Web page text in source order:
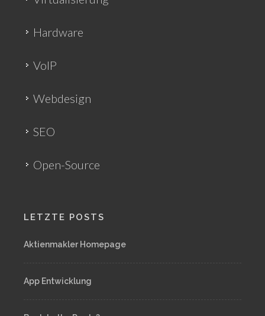
Hardware
VoIP
Webdesign
SEO
Open-Source
LETZTE POSTS
Aktienmakler Homepage
App Entwicklung